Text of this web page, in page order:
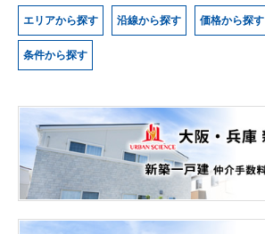
エリアから探す 沿線から探す 価格から探す
条件から探す